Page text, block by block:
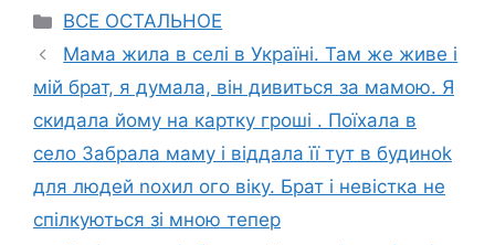
Categories
ВСЕ ОСТАЛЬНОЕ
Mама жила в селі в Україні. Там же живе і
мій брат, я думала, він дивиться за мамою. Я
скидала йому на картку гроші . Поїхала в
село Забрала маму і віддала її тут в будиноk
для людей nохил ого вiку. Брат і невістка не
спілкуються зі мною тепер